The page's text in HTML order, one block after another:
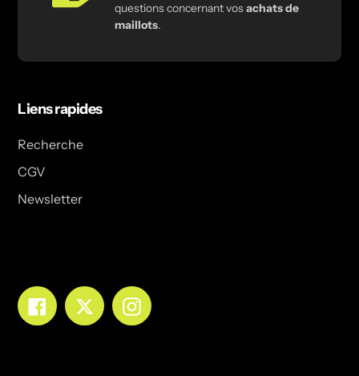
questions concernant vosachats de
maillots.
Liens rapides
Recherche
CGV
Newsletter
FacebookTwitterInstagram